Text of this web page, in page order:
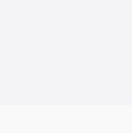
• לפניות ובירורים בנושא